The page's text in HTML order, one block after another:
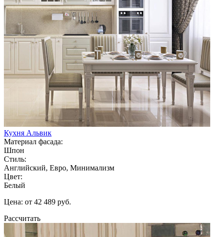
Кухня Альвик
Материал фасада:
Шпон
Стиль:
Английский, Евро, Минимализм
Цвет:
Белый
Цена: от 42 489 руб.
Рассчитать